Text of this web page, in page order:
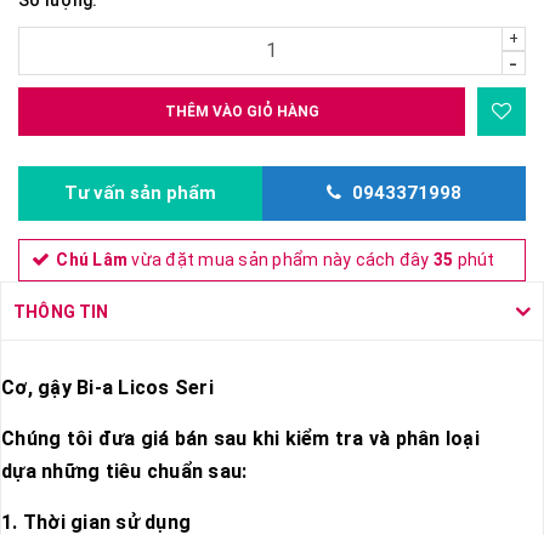
+
-
THÊM VÀO GIỎ HÀNG
Tư vấn sản phẩm 0943371998
Chú Lâm vừa đặt mua sản phẩm này cách đây 35 phút
THÔNG TIN
Cơ, gậy Bi-a Licos Seri
Chúng tôi đưa giá bán sau khi kiểm tra và phân loại
dựa những tiêu chuẩn sau:
1. Thời gian sử dụng